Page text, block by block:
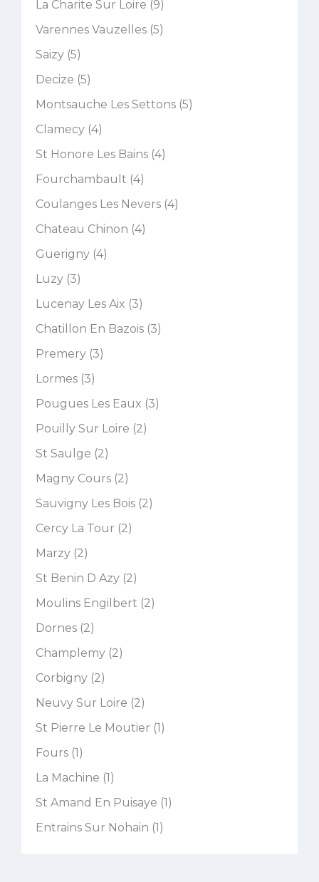
La Charite Sur Loire (9)
Varennes Vauzelles (5)
Saizy (5)
Decize (5)
Montsauche Les Settons (5)
Clamecy (4)
St Honore Les Bains (4)
Fourchambault (4)
Coulanges Les Nevers (4)
Chateau Chinon (4)
Guerigny (4)
Luzy (3)
Lucenay Les Aix (3)
Chatillon En Bazois (3)
Premery (3)
Lormes (3)
Pougues Les Eaux (3)
Pouilly Sur Loire (2)
St Saulge (2)
Magny Cours (2)
Sauvigny Les Bois (2)
Cercy La Tour (2)
Marzy (2)
St Benin D Azy (2)
Moulins Engilbert (2)
Dornes (2)
Champlemy (2)
Corbigny (2)
Neuvy Sur Loire (2)
St Pierre Le Moutier (1)
Fours (1)
La Machine (1)
St Amand En Puisaye (1)
Entrains Sur Nohain (1)